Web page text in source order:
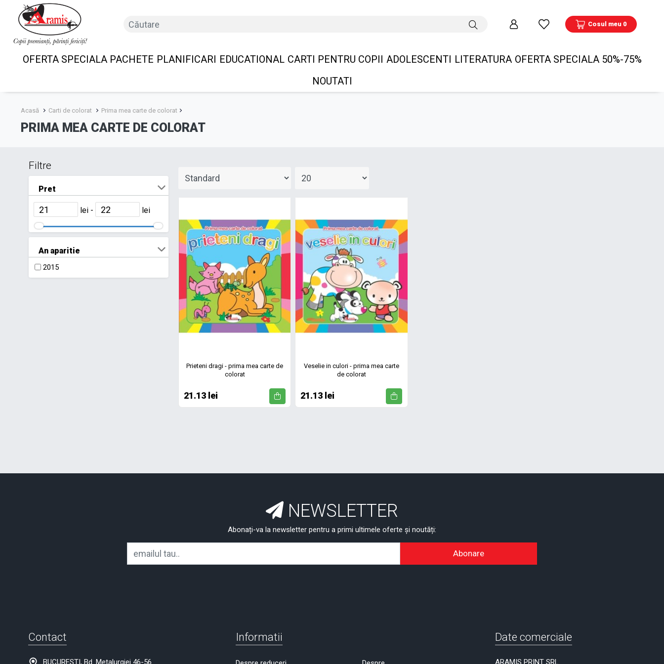
Cosul meu 0
OFERTA SPECIALA PACHETE PLANIFICARI EDUCATIONAL CARTI PENTRU COPII ADOLESCENTI LITERATURA OFERTA SPECIALA 50%-75%
NOUTATI
Acasă Carti de colorat Prima mea carte de colorat
PRIMA MEA CARTE DE COLORAT
Filtre
Pret
lei - lei
An aparitie
2015
Prieteni dragi - prima mea carte de
colorat
21.13 lei
Veselie in culori - prima mea carte
de colorat
21.13 lei
NEWSLETTER
Abonați-va la newsletter pentru a primi ultimele oferte și noutăți:
Abonare
Contact
BUCURESTI, Bd. Metalurgiei 46-56
Informatii Date comerciale
ARAMIS PRINT SRL